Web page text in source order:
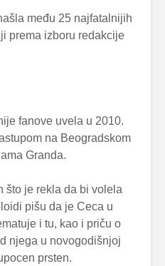
među 25 najfatalnijih
prema izboru redakcije
fanove uvela u 2010.
na Beogradskom
Granda.
što je rekla da bi volela
pišu da je Ceca u
i tu, kao i priču o
njega u novogodišnjoj
prsten.